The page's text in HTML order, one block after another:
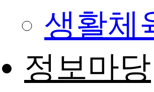
생활체
정보마당